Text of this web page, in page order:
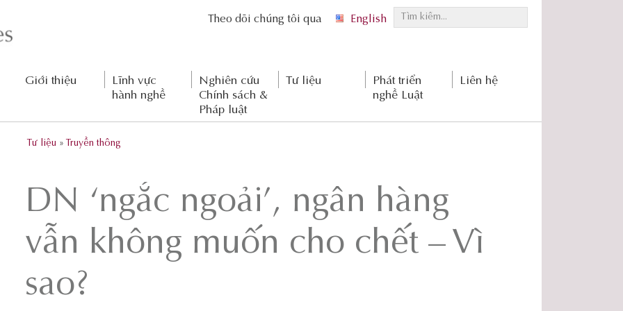
i
m
English
Theo dõi chúng tôi qua
Giới thiệu
Lĩnh vực
hành nghề
Nghiên cứu
Chính sách &
Pháp luật
Tư liệu
Phát triển
nghề Luật
Liên hệ
Tư liệu » Truyền thông
DN ‘ngắc ngoải’, ngân hàng
vẫn không muốn cho chết – Vì
sao?